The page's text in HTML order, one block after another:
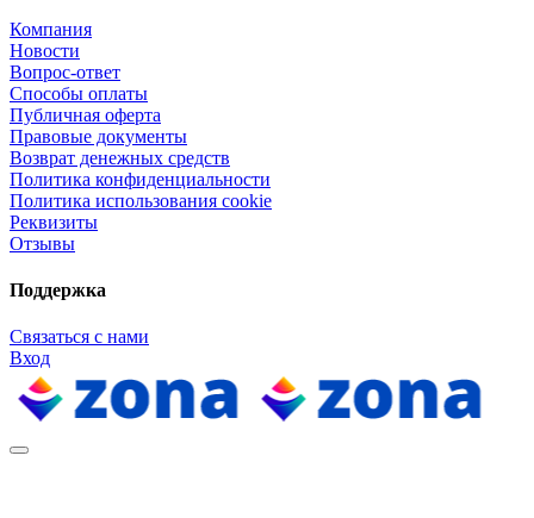
Компания
Новости
Вопрос-ответ
Способы оплаты
Публичная оферта
Правовые документы
Возврат денежных средств
Политика конфиденциальности
Политика использования cookie
Реквизиты
Отзывы
Поддержка
Связаться с нами
Вход